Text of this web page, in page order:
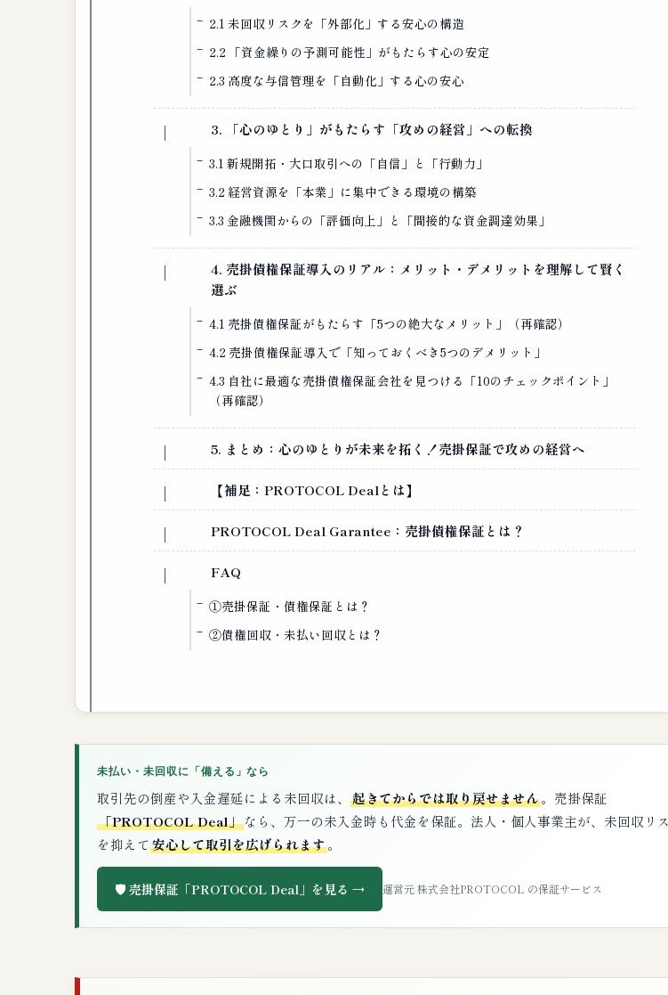
2.1 未回収リスクを「外部化」する安心の構造
2.2 「資金繰りの予測可能性」がもたらす心の安定
2.3 高度な与信管理を「自動化」する心の安心
3. 「心のゆとり」がもたらす「攻めの経営」への転換
3.1 新規開拓・大口取引への「自信」と「行動力」
3.2 経営資源を「本業」に集中できる環境の構築
3.3 金融機関からの「評価向上」と「間接的な資金調達効果」
4. 売掛債権保証導入のリアル：メリット・デメリットを理解して賢く
選ぶ
4.1 売掛債権保証がもたらす「5つの絶大なメリット」（再確認）
4.2 売掛債権保証導入で「知っておくべき5つのデメリット」
4.3 自社に最適な売掛債権保証会社を見つける「10のチェックポイント」
（再確認）
5. まとめ：心のゆとりが未来を拓く！売掛保証で攻めの経営へ
【補足：PROTOCOL Dealとは】
PROTOCOL Deal Garantee：売掛債権保証とは？
FAQ
①売掛保証・債権保証とは？
②債権回収・未払い回収とは？
未払い・未回収に「備える」なら
取引先の倒産や入金遅延による未回収は、 起きてからでは取り戻せません。売掛保証
「PROTOCOL Deal」なら、万一の未入金時も代金を保証。法人・個人事業主が、未回収リ
を抑えて安心して取引を広げられます。
🛡️ 売掛保証「PROTOCOL Deal」を見る → 運営元 株式会社PROTOCOL の保証サービス